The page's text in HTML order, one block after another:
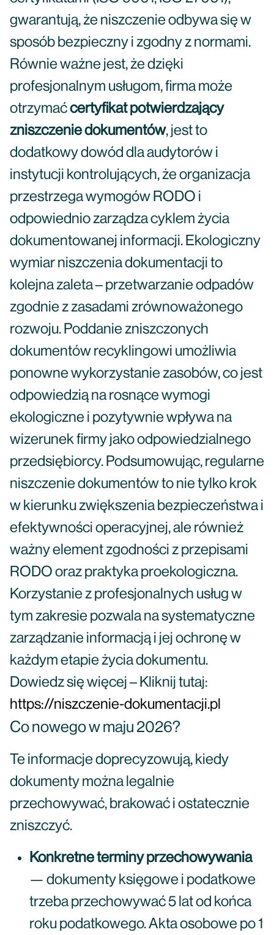
gwarantują, że niszczenie odbywa się w
sposób bezpieczny i zgodny z normami.
Równie ważne jest, że dzięki
profesjonalnym usługom, firma może
otrzymaćcertyfikat potwierdzający
zniszczenie dokumentów, jest to
dodatkowy dowód dla audytorów i
instytucji kontrolujących, że organizacja
przestrzega wymogów RODO i
odpowiednio zarządza cyklem życia
dokumentowanej informacji. Ekologiczny
wymiar niszczenia dokumentacji to
kolejna zaleta – przetwarzanie odpadów
zgodnie z zasadami zrównoważonego
rozwoju. Poddanie zniszczonych
dokumentów recyklingowi umożliwia
ponowne wykorzystanie zasobów, co jest
odpowiedzią na rosnące wymogi
ekologiczne i pozytywnie wpływa na
wizerunek firmy jako odpowiedzialnego
przedsiębiorcy. Podsumowując, regularne
niszczenie dokumentów to nie tylko krok
w kierunku zwiększenia bezpieczeństwa i
efektywności operacyjnej, ale również
ważny element zgodności z przepisami
RODO oraz praktyka proekologiczna.
Korzystanie z profesjonalnych usług w
tym zakresie pozwala na systematyczne
zarządzanie informacją i jej ochronę w
każdym etapie życia dokumentu.
Dowiedz się więcej – Kliknij tutaj:
https://niszczenie-dokumentacji.pl
Co nowego w maju 2026?
Te informacje doprecyzowują, kiedy
dokumenty można legalnie
przechowywać, brakować i ostatecznie
zniszczyć.
Konkretne terminy przechowywania
— dokumenty księgowe i podatkowe
trzeba przechowywać 5 lat od końca
roku podatkowego. Akta osobowe po 1